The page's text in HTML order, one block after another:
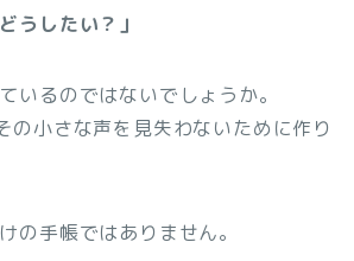
うしたい？」
いるのではないでしょうか。
小さな声を見失わないために作り
の手帳ではありません。